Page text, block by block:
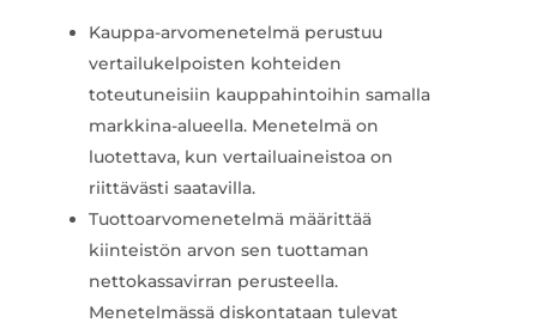
Kauppa-arvomenetelmä perustuu
vertailukelpoisten kohteiden
toteutuneisiin kauppahintoihin samalla
markkina-alueella. Menetelmä on
luotettava, kun vertailuaineistoa on
riittävästi saatavilla.
Tuottoarvomenetelmä määrittää
kiinteistön arvon sen tuottaman
nettokassavirran perusteella.
Menetelmässä diskontataan tulevat